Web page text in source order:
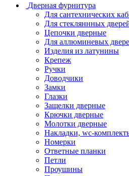
Дверная фурнитура
Для сантехнических
Для стекляннных
Цепочки дверные
Для аллюминевых
Изделия из латунины
Крепеж
Ручки
Доводчики
Замки
Глазки
Защелки дверные
Крючки дверные
Молотки дверные
Накладки, wc-
Номерки
Ответные планки
Петли
Проушины